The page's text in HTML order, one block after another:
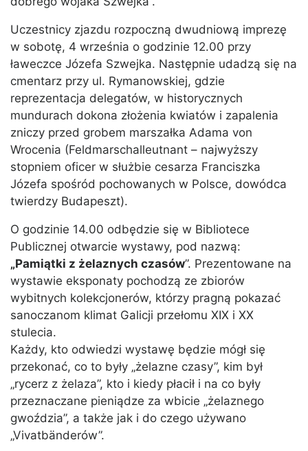
Uczestnicy zjazdu rozpoczną dwudniową imprezę
w sobotę, 4 września o godzinie 12.00 przy
ławeczce Józefa Szwejka. Następnie udadzą się na
cmentarz przy ul. Rymanowskiej, gdzie
reprezentacja delegatów, w historycznych
mundurach dokona złożenia kwiatów i zapalenia
zniczy przed grobem marszałka Adama von
Wrocenia (Feldmarschalleutnant – najwyższy
stopniem oficer w służbie cesarza Franciszka
Józefa spośród pochowanych w Polsce, dowódca
twierdzy Budapeszt).
O godzinie 14.00 odbędzie się w Bibliotece
Publicznej otwarcie wystawy, pod nazwą:
„Pamiątki z żelaznych czasów”. Prezentowane na
wystawie eksponaty pochodzą ze zbiorów
wybitnych kolekcjonerów, którzy pragną pokazać
sanoczanom klimat Galicji przełomu XIX i XX
stulecia.
Każdy, kto odwiedzi wystawę będzie mógł się
przekonać, co to były „żelazne czasy”, kim był
„rycerz z żelaza”, kto i kiedy płacił i na co były
przeznaczane pieniądze za wbicie „żelaznego
gwoździa”, a także jak i do czego używano
„Vivatbänderów”.